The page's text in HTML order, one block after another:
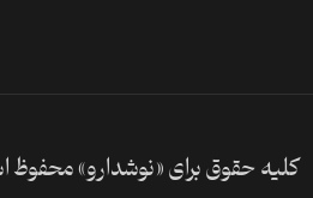
کلیه حقوق برای «نوشدارو»